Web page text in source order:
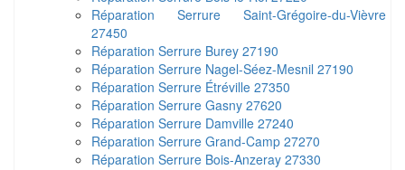
Réparation Serrure Saint-Grégoire-du-Vièvre
27450
Réparation Serrure Burey 27190
Réparation Serrure Nagel-Séez-Mesnil 27190
Réparation Serrure Étréville 27350
Réparation Serrure Gasny 27620
Réparation Serrure Damville 27240
Réparation Serrure Grand-Camp 27270
Réparation Serrure Bois-Anzeray 27330